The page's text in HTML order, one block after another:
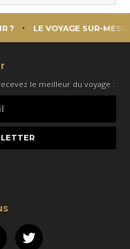
? LE VOYAGE SUR-
le meilleur du voyage :
PinterestTwitter